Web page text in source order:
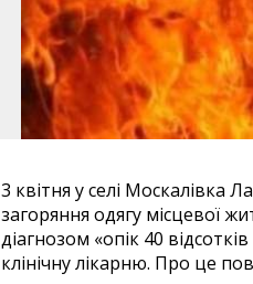
3 квітня у селі Москалівка
загоряння одягу місцевої
діагнозом «опік 40
клінічну лікарню. Про це